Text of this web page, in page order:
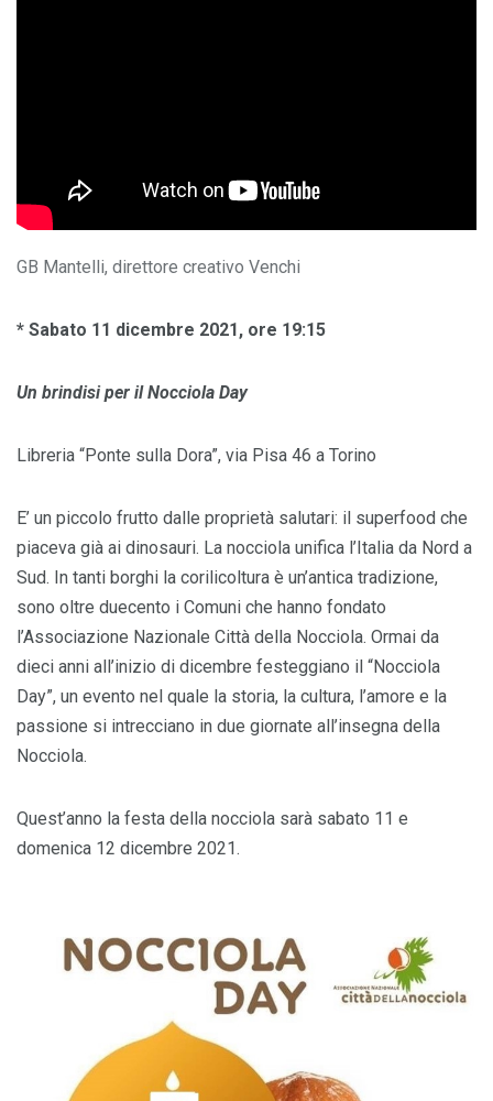
GB Mantelli, direttore creativo Venchi
* Sabato 11 dicembre 2021, ore 19:15
Un brindisi per il Nocciola Day
Libreria “Ponte sulla Dora”, via Pisa 46 a Torino
E’ un piccolo frutto dalle proprietà salutari: il superfood che
piaceva già ai dinosauri. La nocciola unifica l’Italia da Nord a
Sud. In tanti borghi la corilicoltura è un’antica tradizione,
sono oltre duecento i Comuni che hanno fondato
l’Associazione Nazionale Città della Nocciola. Ormai da
dieci anni all’inizio di dicembre festeggiano il “Nocciola
Day”, un evento nel quale la storia, la cultura, l’amore e la
passione si intrecciano in due giornate all’insegna della
Nocciola.
Quest’anno la festa della nocciola sarà sabato 11 e
domenica 12 dicembre 2021.